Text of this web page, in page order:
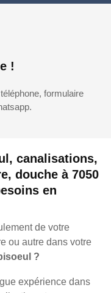
canalisations,
douche à 7050
en
de votre
ou autre dans votre
?
expérience dans
!
formulaire